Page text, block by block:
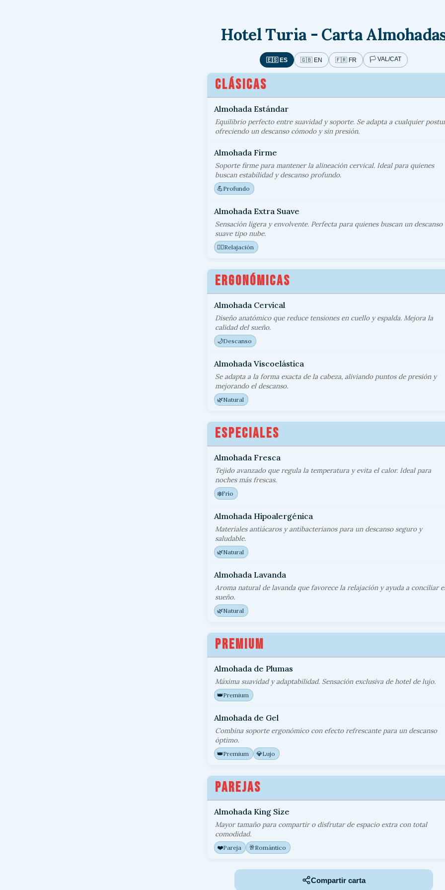
Hotel Turia - Carta
🇪🇸 ES 🇬🇧 EN 🇫🇷 FR 🏳️ VAL/CAT
CLÁSICAS
Almohada Estándar
Equilibrio perfecto entre suavidad y soporte. Se adapta a cualquier
ofreciendo un descanso cómodo y sin presión.
Almohada Firme
Soporte firme para mantener la alineación cervical. Ideal para quienes
buscan estabilidad y descanso profundo.
💪Profundo
Almohada Extra Suave
Sensación ligera y envolvente. Perfecta para quienes buscan un descanso
suave tipo nube.
🧘‍♀️Relajación
ERGONÓMICAS
Almohada Cervical
Diseño anatómico que reduce tensiones en cuello y espalda. Mejora la
calidad del sueño.
🌙Descanso
Almohada Viscoelástica
Se adapta a la forma exacta de la cabeza, aliviando puntos de presión y
mejorando el descanso.
🌿Natural
ESPECIALES
Almohada Fresca
Tejido avanzado que regula la temperatura y evita el calor. Ideal para
noches más frescas.
❄️Frío
Almohada Hipoalergénica
Materiales antiácaros y antibacterianos para un descanso seguro y
saludable.
🌿Natural
Almohada Lavanda
Aroma natural de lavanda que favorece la relajación y ayuda a conciliar
sueño.
🌿Natural
PREMIUM
Almohada de Plumas
Máxima suavidad y adaptabilidad. Sensación exclusiva de hotel de lujo.
👑Premium
Almohada de Gel
Combina soporte ergonómico con efecto refrescante para un descanso
óptimo.
👑Premium 💎Lujo
PAREJAS
Almohada King Size
Mayor tamaño para compartir o disfrutar de espacio extra con total
comodidad.
❤️Pareja 🥂Romántico
Compartir carta